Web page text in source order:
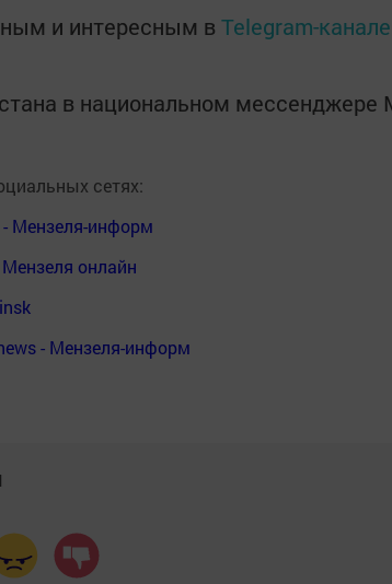
и интересным в Telegram-канале
в национальном мессенджере
сетях:
Мензеля-информ
онлайн
- Мензеля-информ